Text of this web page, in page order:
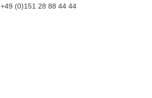
+49 (0)151 28 88 44 44